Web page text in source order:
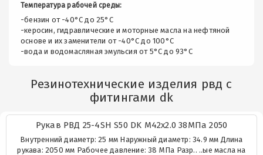
Температура рабочей среды:
-бензин от -40°C до 25°C
-керосин, гидравлические и моторные масла на нефтяной
основе и их заменители от -40°C до 100°C
-вода и водомасляная эмульсия от 5°C до 93°C
Резинотехнические изделия рвд с
фитингами dk
Рукав РВД 25-4SH S50 DK М42х2.0 38МПа 2050
Внутренний диаметр: 25 мм Наружный диаметр: 34.9 мм Длина
рукава: 2050 мм Рабочее давление: 38 МПа Разр.. ..ые масла на